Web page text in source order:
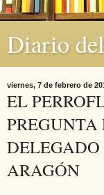
Diario
viernes, 7 de febrero de
EL
PREGUNTA
ARAGÓN